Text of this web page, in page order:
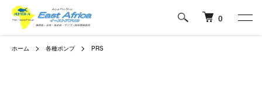
0
ホーム 各種ポンプ PRS